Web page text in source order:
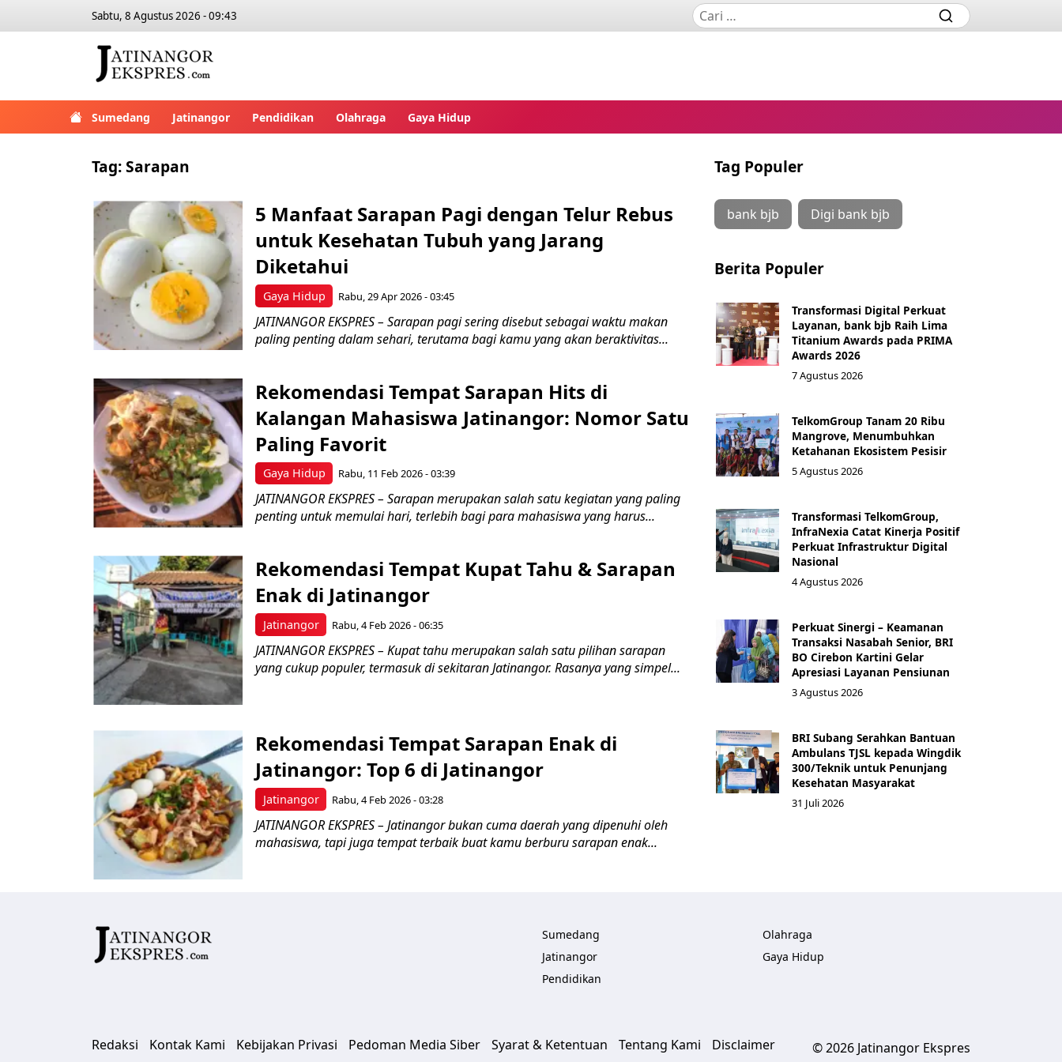
Sabtu, 8 Agustus 2026 - 09:43
Sumedang Jatinangor Pendidikan Olahraga Gaya Hidup
Tag:Sarapan
Gaya Hidup
5 Manfaat Sarapan Pagi dengan Telur Rebus
untuk Kesehatan Tubuh yang Jarang
Diketahui
Rabu, 29 Apr 2026 - 03:45
JATINANGOR EKSPRES – Sarapan pagi sering disebut sebagai waktu makan
paling penting dalam sehari, terutama bagi kamu yang akan beraktivitas...
Gaya Hidup
Rekomendasi Tempat Sarapan Hits di
Kalangan Mahasiswa Jatinangor: Nomor Satu
Paling Favorit
Rabu, 11 Feb 2026 - 03:39
JATINANGOR EKSPRES – Sarapan merupakan salah satu kegiatan yang paling
penting untuk memulai hari, terlebih bagi para mahasiswa yang harus...
Jatinangor
Rekomendasi Tempat Kupat Tahu & Sarapan
Enak di Jatinangor
Rabu, 4 Feb 2026 - 06:35
JATINANGOR EKSPRES – Kupat tahu merupakan salah satu pilihan sarapan
yang cukup populer, termasuk di sekitaran Jatinangor. Rasanya yang simpel...
Jatinangor
Rekomendasi Tempat Sarapan Enak di
Jatinangor: Top 6 di Jatinangor
Rabu, 4 Feb 2026 - 03:28
JATINANGOR EKSPRES – Jatinangor bukan cuma daerah yang dipenuhi oleh
mahasiswa, tapi juga tempat terbaik buat kamu berburu sarapan enak...
Tag Populer
bank bjb Digi bank bjb
Berita Populer
Transformasi Digital Perkuat
Layanan, bank bjb Raih Lima
Titanium Awards pada PRIMA
Awards 2026
7 Agustus 2026
TelkomGroup Tanam 20 Ribu
Mangrove, Menumbuhkan
Ketahanan Ekosistem Pesisir
5 Agustus 2026
Transformasi TelkomGroup,
InfraNexia Catat Kinerja Positif
Perkuat Infrastruktur Digital
Nasional
4 Agustus 2026
Perkuat Sinergi – Keamanan
Transaksi Nasabah Senior, BRI
BO Cirebon Kartini Gelar
Apresiasi Layanan Pensiunan
3 Agustus 2026
BRI Subang Serahkan Bantuan
Ambulans TJSL kepada Wingdik
300/Teknik untuk Penunjang
Kesehatan Masyarakat ​
31 Juli 2026
Sumedang
Jatinangor
Pendidikan
Olahraga
Gaya Hidup
Redaksi Kontak Kami Kebijakan Privasi Pedoman Media Siber Syarat & Ketentuan Tentang Kami Disclaimer © 2026 Jatinangor Ekspres